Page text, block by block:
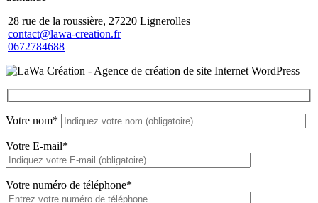
28 rue de la roussière, 27220 Lignerolles
contact@lawa-creation.fr
0672784688
Votre nom*
Votre E-mail*
Votre numéro de téléphone*